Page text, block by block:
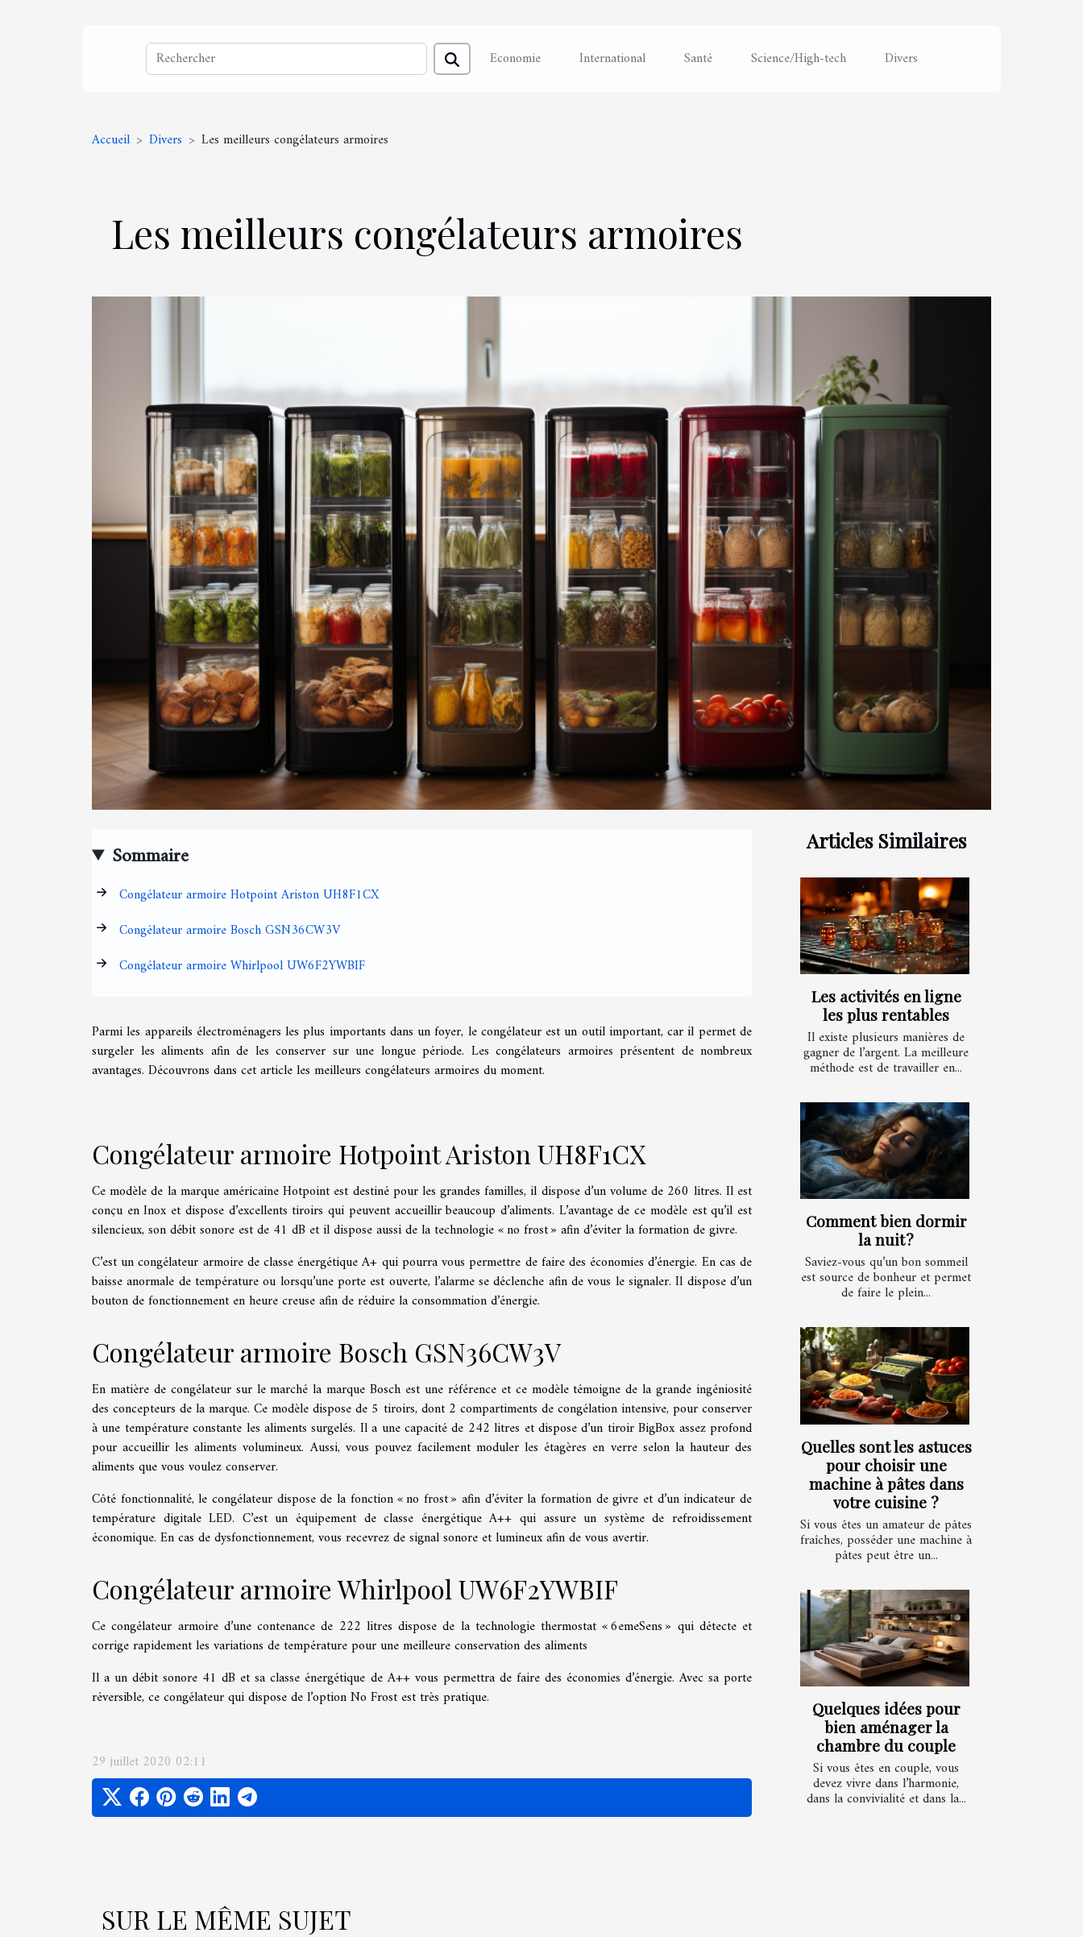
Economie International Santé Science/High-tech Divers
Accueil Divers Les meilleurs congélateurs armoires
Les meilleurs congélateurs armoires
Sommaire
Congélateur armoire Hotpoint Ariston UH8F1CX
Congélateur armoire Bosch GSN36CW3V
Congélateur armoire Whirlpool UW6F2YWBIF
Parmi les appareils électroménagers les plus importants dans un foyer, le congélateur est un outil important, car il permet de
surgeler les aliments afin de les conserver sur une longue période. Les congélateurs armoires présentent de nombreux
avantages. Découvrons dans cet article les meilleurs congélateurs armoires du moment.
Congélateur armoire Hotpoint Ariston UH8F1CX
Ce modèle de la marque américaine Hotpoint est destiné pour les grandes familles, il dispose d’un volume de 260 litres. Il est
conçu en Inox et dispose d’excellents tiroirs qui peuvent accueillir beaucoup d’aliments. L’avantage de ce modèle est qu’il est
silencieux, son débit sonore est de 41 dB et il dispose aussi de la technologie « no frost » afin d’éviter la formation de givre.
C’est un congélateur armoire de classe énergétique A+ qui pourra vous permettre de faire des économies d’énergie. En cas de
baisse anormale de température ou lorsqu’une porte est ouverte, l’alarme se déclenche afin de vous le signaler. Il dispose d’un
bouton de fonctionnement en heure creuse afin de réduire la consommation d’énergie.
Congélateur armoire Bosch GSN36CW3V
En matière de congélateur sur le marché la marque Bosch est une référence et ce modèle témoigne de la grande ingéniosité
des concepteurs de la marque. Ce modèle dispose de 5 tiroirs, dont 2 compartiments de congélation intensive, pour conserver
à une température constante les aliments surgelés. Il a une capacité de 242 litres et dispose d’un tiroir BigBox assez profond
pour accueillir les aliments volumineux. Aussi, vous pouvez facilement moduler les étagères en verre selon la hauteur des
aliments que vous voulez conserver.
Côté fonctionnalité, le congélateur dispose de la fonction « no frost » afin d’éviter la formation de givre et d’un indicateur de
température digitale LED. C’est un équipement de classe énergétique A++ qui assure un système de refroidissement
économique. En cas de dysfonctionnement, vous recevrez de signal sonore et lumineux afin de vous avertir.
Congélateur armoire Whirlpool UW6F2YWBIF
Ce congélateur armoire d’une contenance de 222 litres dispose de la technologie thermostat « 6emeSens » qui détecte et
corrige rapidement les variations de température pour une meilleure conservation des aliments
Il a un débit sonore 41 dB et sa classe énergétique de A++ vous permettra de faire des économies d’énergie. Avec sa porte
réversible, ce congélateur qui dispose de l’option No Frost est très pratique.
29 juillet 2020 02:11
Articles Similaires
Les activités en ligne
les plus rentables
Il existe plusieurs manières de
gagner de l’argent. La meilleure
méthode est de travailler en...
Comment bien dormir
la nuit ?
Saviez-vous qu’un bon sommeil
est source de bonheur et permet
de faire le plein...
Quelles sont les astuces
pour choisir une
machine à pâtes dans
votre cuisine ?
Si vous êtes un amateur de pâtes
fraîches, posséder une machine à
pâtes peut être un...
Quelques idées pour
bien aménager la
chambre du couple
Si vous êtes en couple, vous
devez vivre dans l’harmonie,
dans la convivialité et dans la...
SUR LE MÊME SUJET